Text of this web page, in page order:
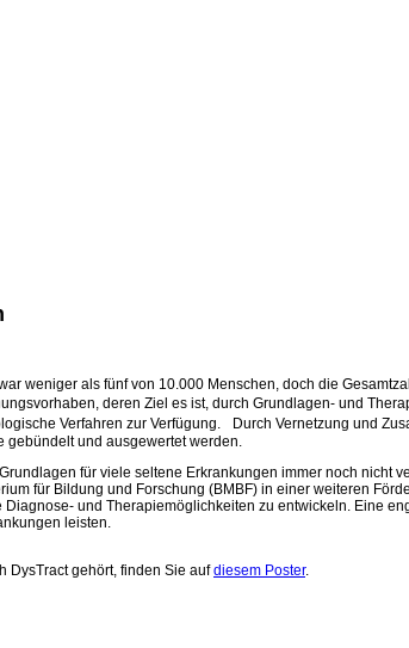
weniger als fünf von 10.000 Menschen, doch die
deren Ziel es ist, durch Grundlagen- und
Verfahren zur Verfügung. Durch Vernetzung und
gebündelt und ausgewertet werden.
für viele seltene Erkrankungen immer noch
für Bildung und Forschung (BMBF) in einer weiteren
und Therapiemöglichkeiten zu entwickeln. Eine
leisten.
DysTract gehört, finden Sie aufdiesem Poster.